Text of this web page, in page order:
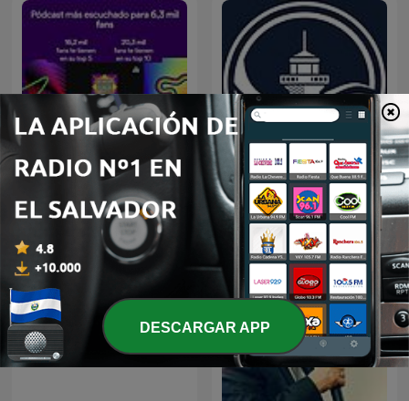
Joel Osteen en español Predicaciones Cristianas
DESCARGAR APP